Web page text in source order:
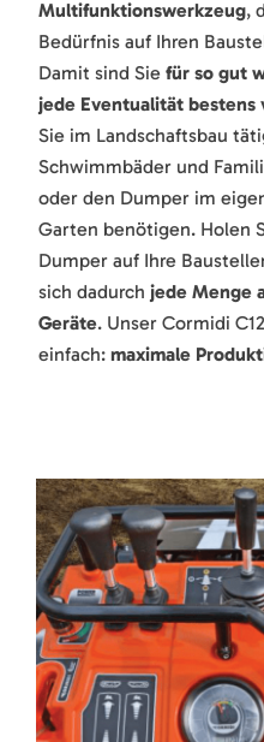
Multifunktionswerkzeug,
Bedürfnis auf Ihren
Damit sind Sie für so gut
jede Eventualität
Sie im Landschaftsbau
Schwimmbäder und
oder den Dumper im
Garten benötigen. Holen
Dumper auf Ihre
sich dadurch jede Menge
Geräte. Unser Cormidi
einfach: maximale